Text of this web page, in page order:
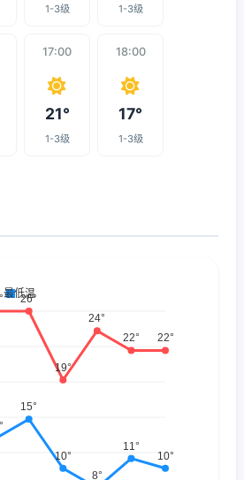
1-3级 1-3级
17:00
21°
1-3级
18:00
17°
1-3级